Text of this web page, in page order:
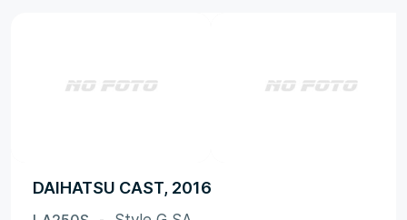
DAIHATSU CAST, 2016